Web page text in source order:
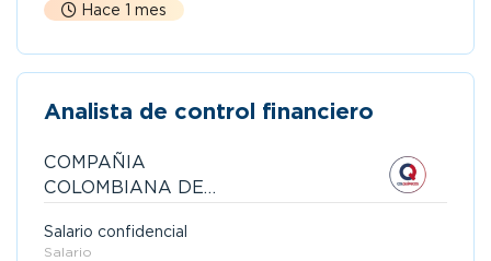
Hace 1 mes
Analista de control financiero
COMPAÑIA
COLOMBIANA DE
Salario confidencial
Salario